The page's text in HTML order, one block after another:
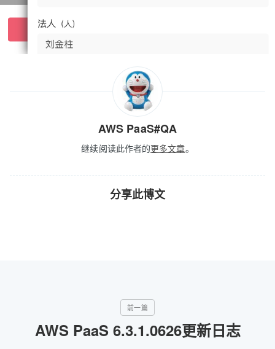
AWS PaaS#QA
继续阅读此作者的更多文章。
分享此博文
AWS PaaS 6.3.1.0626更新日志